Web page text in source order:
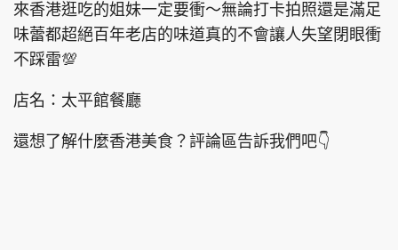
關於我們
聯絡我們
使用條款
版權及免責聲明
Copyright © 東周網 版權所有 . 不得轉載
來香港逛吃的姐妹一定要衝～無論打卡拍照還是滿足
味蕾都超絕百年老店的味道真的不會讓人失望閉眼衝
不踩雷💯
店名：太平館餐廳
還想了解什麼香港美食？評論區告訴我們吧👇